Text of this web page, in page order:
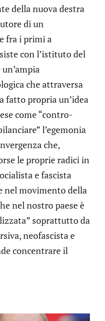
della nuova destra
di un
fra i primi a
con l’istituto del
che attraversa
fatto propria un’idea
come “contro-
l’egemonia
che,
le proprie radici in
e fascista
nel movimento della
nel nostro paese è
soprattutto da
neofascista e
concentrare il